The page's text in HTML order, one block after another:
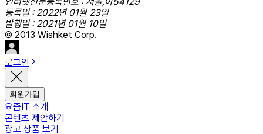
등록일 : 2022년 01월 23일
발행일 : 2021년 01월 10일
© 2013 Wishket Corp.
로그인
회원가입
요즘IT 소개
콘텐츠 제안하기
광고 상품 보기